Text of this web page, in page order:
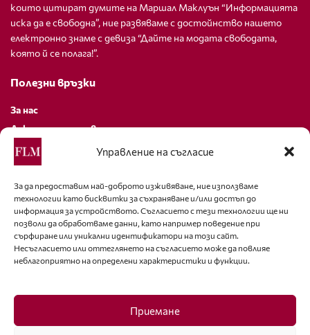
Управление на съгласие
За да предоставим най-доброто изживяване, ние използваме
технологии като бисквитки за съхраняване и/или достъп до
информация за устройството. Съгласието с тези технологии ще ни
позволи да обработваме данни, като например поведение при
сърфиране или уникални идентификатори на този сайт.
Несъгласието или оттеглянето на съгласието може да повлияе
неблагоприятно на определени характеристики и функции.
Приемане
които цитират думите на Маршал Маклуън “Информацията
иска да е свободна”, ние развяваме с достойнство нашето
електронно знаме с девиза “Дайте на модата свободата,
която й се полага!”.
Полезни връзки
За нас
Декларация за поверителност
Политика за бисквитки
За контакти
editor@fashion-lifestyle.net
+359 88 227 33 47
Последвайте ни
Facebook